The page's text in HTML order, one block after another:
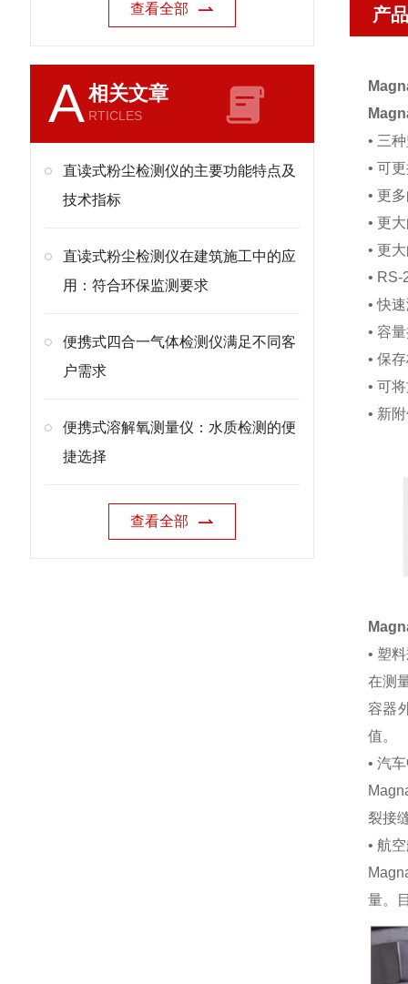
查看全部
A相关文章
RTICLES
直读式粉尘检测仪的主要功能特点及
技术指标
直读式粉尘检测仪在建筑施工中的应
用：符合环保监测要求
便携式四合一气体检测仪满足不同客
户需求
便携式溶解氧测量仪：水质检测的便
捷选择
查看全部
产
• 三
• 可
• 更
• 更
• 更
•
• 快
• 容
• 保
• 可
• 新
• 塑
在测
容器
值。
• 汽
裂接
• 航
量。